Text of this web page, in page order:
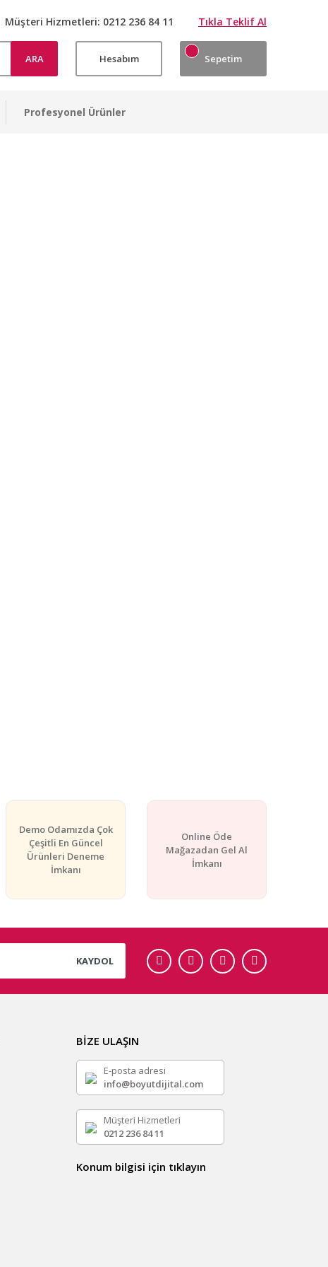
Müşteri Hizmetleri: 0212 236 84 11 Tıkla Teklif Al
ARA Hesabım Sepetim
Profesyonel Ürünler
Demo Odamızda Çok
Çeşitli En Güncel
Ürünleri Deneme
İmkanı
Online Öde
Mağazadan Gel Al
İmkanı
KAYDOL
BİZE ULAŞIN
E-posta adresi
info@boyutdijital.com
Müşteri Hizmetleri
0212 236 84 11
Konum bilgisi için tıklayın